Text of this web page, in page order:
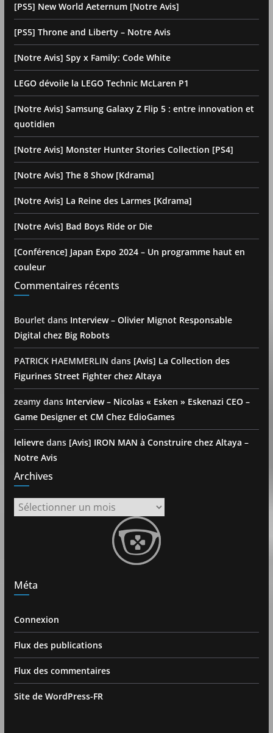
[PS5] New World Aeternum [Notre Avis]
[PS5] Throne and Liberty – Notre Avis
[Notre Avis] Spy x Family: Code White
LEGO dévoile la LEGO Technic McLaren P1
[Notre Avis] Samsung Galaxy Z Flip 5 : entre innovation et
quotidien
[Notre Avis] Monster Hunter Stories Collection [PS4]
[Notre Avis] The 8 Show [Kdrama]
[Notre Avis] La Reine des Larmes [Kdrama]
[Notre Avis] Bad Boys Ride or Die
[Conférence] Japan Expo 2024 – Un programme haut en
couleur
Commentaires récents
Bourlet dans Interview – Olivier Mignot Responsable
Digital chez Big Robots
PATRICK HAEMMERLIN dans [Avis] La Collection des
Figurines Street Fighter chez Altaya
zeamydans Interview – Nicolas « Esken » Eskenazi CEO –
Game Designer et CM Chez EdioGames
lelievredans [Avis] IRON MAN à Construire chez Altaya –
Notre Avis
Archives
Archives
Méta
Connexion
Flux des publications
Flux des commentaires
Site de WordPress-FR